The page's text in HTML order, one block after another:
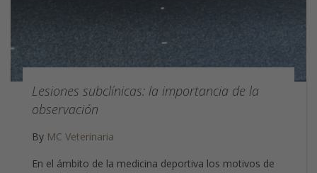
Lesiones subclínicas: la importancia de la
observación
By MC Veterinaria
En el ámbito de la medicina deportiva los motivos de